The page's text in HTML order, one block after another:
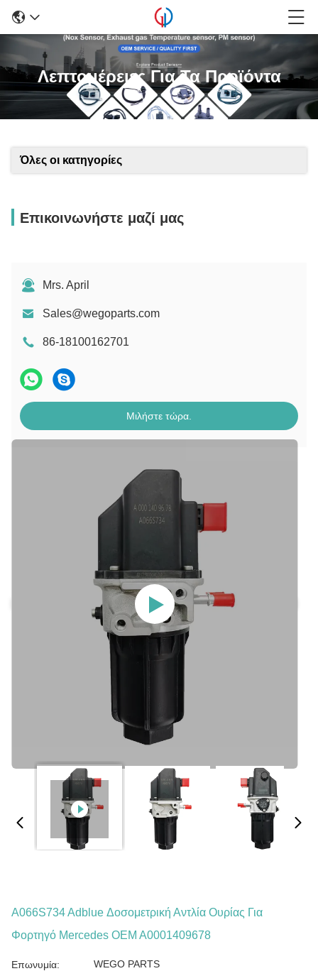
Λεπτομέρειες Για Τα Προϊόντα
Όλες οι κατηγορίες
Επικοινωνήστε μαζί μας
Mrs. April
Sales@wegoparts.com
86-18100162701
Μιλήστε τώρα.
A066S734 Adblue Δοσομετρική Αντλία Ουρίας Για
Φορτηγό Mercedes OEM A0001409678
Επωνυμία: WEGO PARTS